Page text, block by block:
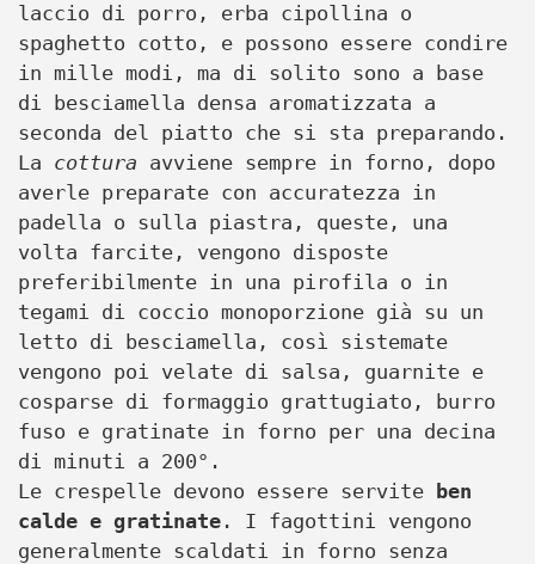
laccio di porro, erba cipollina o
spaghetto cotto, e possono essere condire
in mille modi, ma di solito sono a base
di besciamella densa aromatizzata a
seconda del piatto che si sta preparando.
La cottura avviene sempre in forno, dopo
averle preparate con accuratezza in
padella o sulla piastra, queste, una
volta farcite, vengono disposte
preferibilmente in una pirofila o in
tegami di coccio monoporzione già su un
letto di besciamella, così sistemate
vengono poi velate di salsa, guarnite e
cosparse di formaggio grattugiato, burro
fuso e gratinate in forno per una decina
di minuti a 200°.
Le crespelle devono essere servite
ben
calde e gratinate . I fagottini vengono
generalmente scaldati in forno senza